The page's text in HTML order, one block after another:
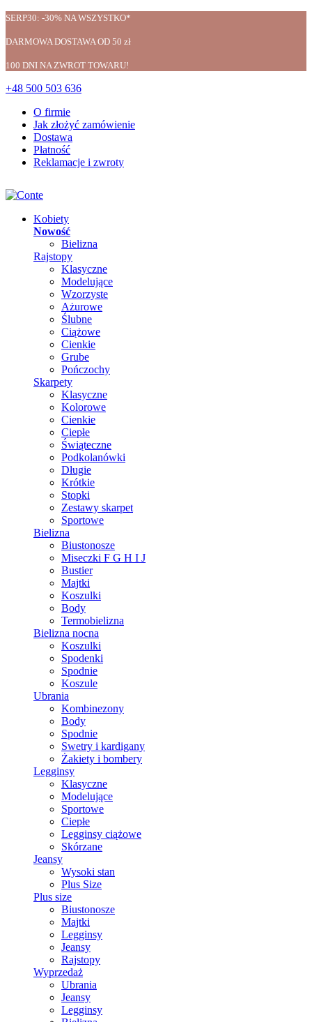
SERP30: -30% NA WSZYSTKO*
DARMOWA DOSTAWA OD 50 zł
100 DNI NA ZWROT TOWARU!
+48 500 503 636
O firmie
Jak złożyć zamówienie
Dostawa
Płatność
Reklamacje i zwroty
Kobiety
Nowość
Bielizna
Rajstopy
Klasyczne
Modelujące
Wzorzyste
Ażurowe
Ślubne
Ciążowe
Cienkie
Grube
Pończochy
Skarpety
Klasyczne
Kolorowe
Cienkie
Ciepłe
Świąteczne
Podkolanówki
Długie
Krótkie
Stopki
Zestawy skarpet
Sportowe
Bielizna
Biustonosze
Miseczki F G H I J
Bustier
Majtki
Koszulki
Body
Termobielizna
Bielizna nocna
Koszulki
Spodenki
Spodnie
Koszule
Ubrania
Kombinezony
Body
Spodnie
Swetry i kardigany
Żakiety i bombery
Legginsy
Klasyczne
Modelujące
Sportowe
Ciepłe
Legginsy ciążowe
Skórzane
Jeansy
Wysoki stan
Plus Size
Plus size
Biustonosze
Majtki
Legginsy
Jeansy
Rajstopy
Wyprzedaż
Ubrania
Jeansy
Legginsy